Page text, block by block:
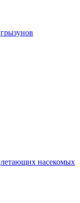
грызунов
летающих насекомых